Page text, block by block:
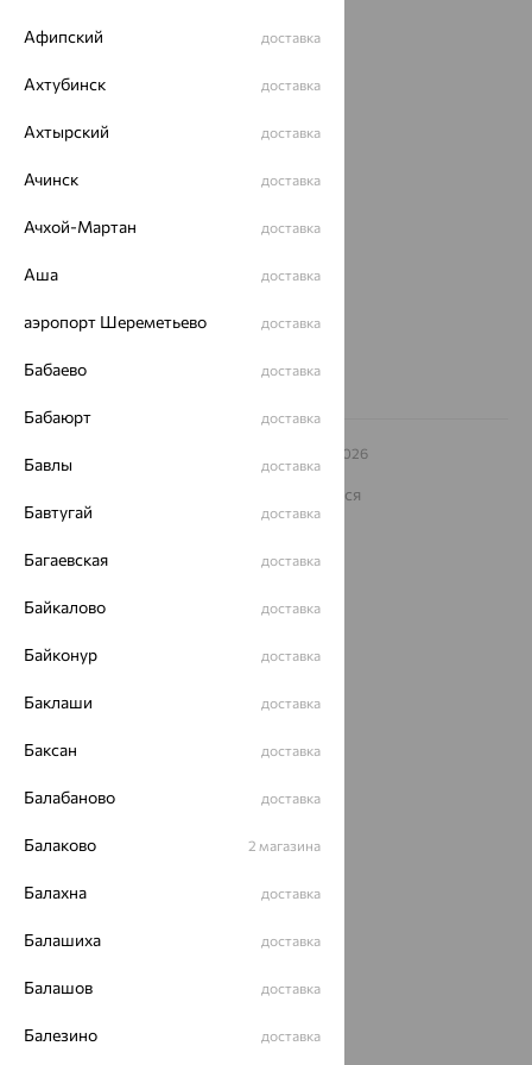
Покупателям
О нас
Магазины и доставка г. Липецк
еще 3
Другие города
Заказать звонок
– 2026
Архив акций
Карта сайта
На информационном ресурсе применяются
рекомендательные технологии
Политика конфеденциальности
Разработка сайта —
Афипский доставка
Ахтубинск доставка
Ахтырский доставка
Ачинск доставка
Ачхой-Мартан доставка
Аша доставка
аэропорт Шереметьево доставка
Бабаево доставка
Бабаюрт доставка
Бавлы доставка
Бавтугай доставка
Багаевская доставка
Байкалово доставка
Байконур доставка
Баклаши доставка
Баксан доставка
Балабаново доставка
Балаково 2 магазина
Балахна доставка
Балашиха доставка
Балашов доставка
Балезино доставка